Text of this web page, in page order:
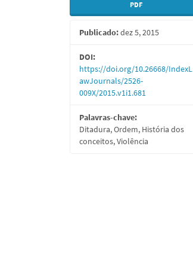
lateral
de
artigos
PDF
Publicado:dez 5, 2015
DOI:
https://doi.org/10.26668/IndexL
awJournals/2526-
009X/2015.v1i1.681
Palavras-chave:
Ditadura, Ordem, História dos
conceitos, Violência